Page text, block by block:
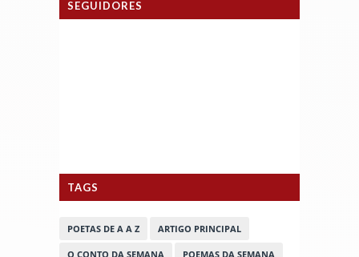
SEGUIDORES
TAGS
POETAS DE A A Z ARTIGO PRINCIPAL
O CONTO DA SEMANA POEMAS DA SEMANA